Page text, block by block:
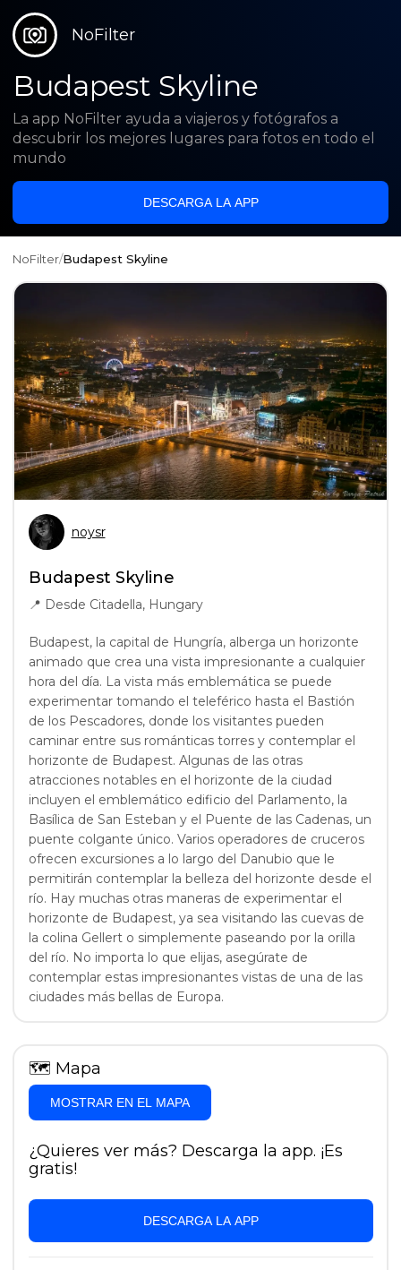
NoFilter
Budapest Skyline
La app NoFilter ayuda a viajeros y fotógrafos a
descubrir los mejores lugares para fotos en todo el
mundo
DESCARGA LA APP
NoFilter/Budapest Skyline
noysr
Budapest Skyline
📍 Desde Citadella, Hungary
Budapest, la capital de Hungría, alberga un horizonte
animado que crea una vista impresionante a cualquier
hora del día. La vista más emblemática se puede
experimentar tomando el teleférico hasta el Bastión
de los Pescadores, donde los visitantes pueden
caminar entre sus románticas torres y contemplar el
horizonte de Budapest. Algunas de las otras
atracciones notables en el horizonte de la ciudad
incluyen el emblemático edificio del Parlamento, la
Basílica de San Esteban y el Puente de las Cadenas, un
puente colgante único. Varios operadores de cruceros
ofrecen excursiones a lo largo del Danubio que le
permitirán contemplar la belleza del horizonte desde el
río. Hay muchas otras maneras de experimentar el
horizonte de Budapest, ya sea visitando las cuevas de
la colina Gellert o simplemente paseando por la orilla
del río. No importa lo que elijas, asegúrate de
contemplar estas impresionantes vistas de una de las
ciudades más bellas de Europa.
🗺 Mapa
MOSTRAR EN EL MAPA
¿Quieres ver más? Descarga la app. ¡Es
gratis!
DESCARGA LA APP